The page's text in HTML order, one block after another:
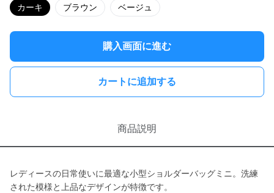
カーキ ブラウン ベージュ
購入画面に進む
カートに追加する
商品説明
レディースの日常使いに最適な小型ショルダーバッグミニ。洗練
された模様と上品なデザインが特徴です。